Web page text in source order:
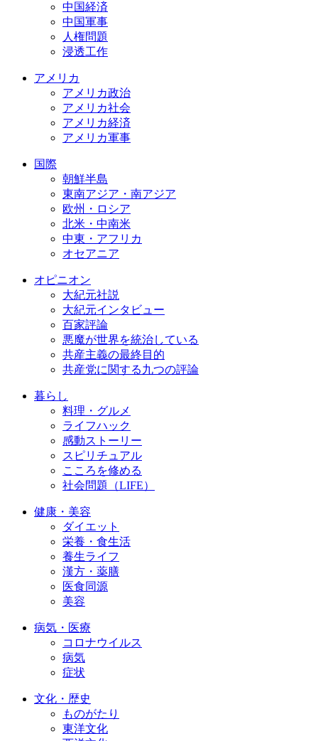
中国経済
中国軍事
人権問題
浸透工作
アメリカ
アメリカ政治
アメリカ社会
アメリカ経済
アメリカ軍事
国際
朝鮮半島
東南アジア・南アジア
欧州・ロシア
北米・中南米
中東・アフリカ
オセアニア
オピニオン
大紀元社説
大紀元インタビュー
百家評論
悪魔が世界を統治している
共産主義の最終目的
共産党に関する九つの評論
暮らし
料理・グルメ
ライフハック
感動ストーリー
スピリチュアル
こころを修める
社会問題（LIFE）
健康・美容
ダイエット
栄養・食生活
養生ライフ
漢方・薬膳
医食同源
美容
病気・医療
コロナウイルス
病気
症状
文化・歴史
ものがたり
東洋文化